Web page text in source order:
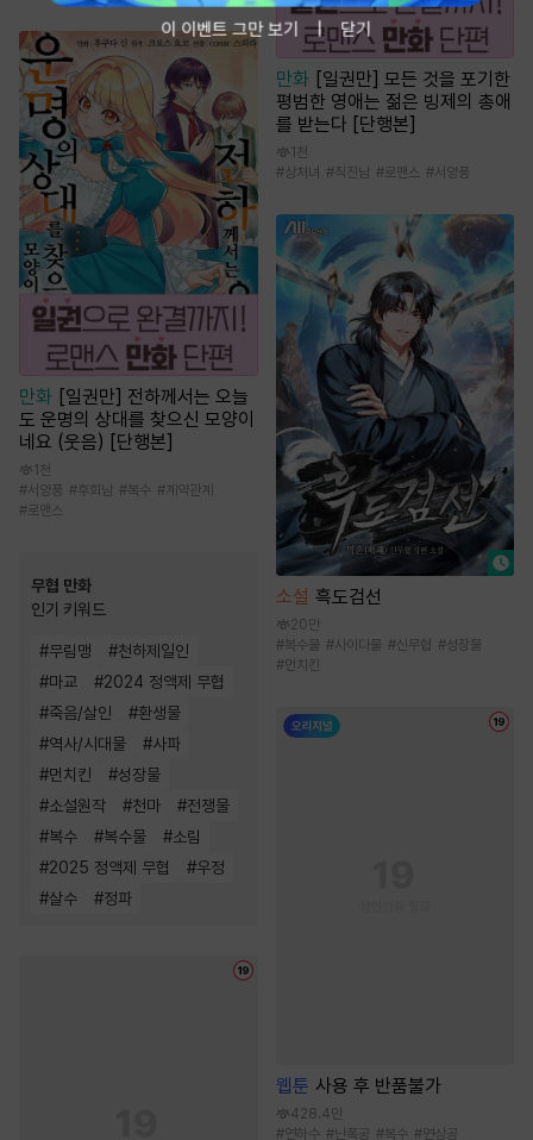
만화
[일권만] 전하께서는 오늘
도 운명의 상대를 찾으신 모양이
네요 (웃음) [단행본]
1천
#서양풍 #후회남 #복수 # 계약관계
#로맨스
무협 만화
인기 키워드
#무림맹 #천하제일인
#마교 #2024 정액제 무협
#죽음/살인 #환생물
#역사/시대물 #사파
#먼치킨 #성장물
#소설원작 #천마 #전쟁물
#복수 #복수물 #소림
#2025 정액제 무협 #우정
#살수 #정파
만화 [일권만] 모든 것을 포기한
평범한 영애는 젊은 빙제의 총애
를 받는다 [단행본]
1천
#상처녀 #직진남 #로맨스 #서양풍
소설 흑도검선
20만
#복수물 #사이다물 #신무협 #성장물
#먼치킨
웹툰 사용 후 반품불가
428.4만
#연하수 #난폭공 #복수 #연상공
이 이벤트 그만 보기 닫기